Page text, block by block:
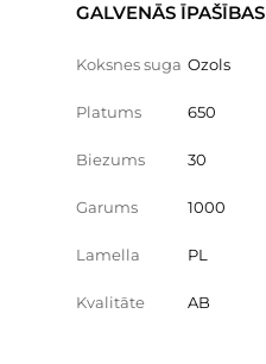
GALVENĀS ĪPAŠĪBAS
Koksnes suga Ozols
Platums 650
Biezums 30
Garums 1000
Lamella PL
Kvalitāte AB